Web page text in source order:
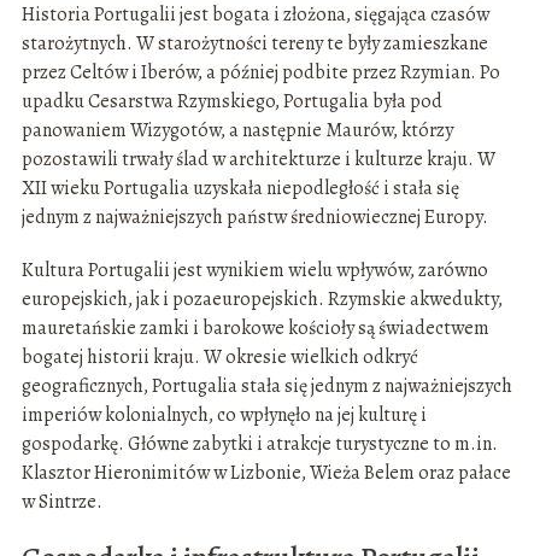
Historia Portugalii jest bogata i złożona, sięgająca czasów
starożytnych. W starożytności tereny te były zamieszkane
przez Celtów i Iberów, a później podbite przez Rzymian. Po
upadku Cesarstwa Rzymskiego, Portugalia była pod
panowaniem Wizygotów, a następnie Maurów, którzy
pozostawili trwały ślad w architekturze i kulturze kraju. W
XII wieku Portugalia uzyskała niepodległość i stała się
jednym z najważniejszych państw średniowiecznej Europy.
Kultura Portugalii jest wynikiem wielu wpływów, zarówno
europejskich, jak i pozaeuropejskich. Rzymskie akwedukty,
mauretańskie zamki i barokowe kościoły są świadectwem
bogatej historii kraju. W okresie wielkich odkryć
geograficznych, Portugalia stała się jednym z najważniejszych
imperiów kolonialnych, co wpłynęło na jej kulturę i
gospodarkę. Główne zabytki i atrakcje turystyczne to m.in.
Klasztor Hieronimitów w Lizbonie, Wieża Belem oraz pałace
w Sintrze.